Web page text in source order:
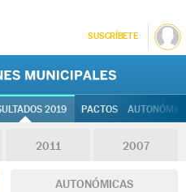
SUSCRÍBETE
2019 PACTOS
2011 2007
AUTONÓMICAS